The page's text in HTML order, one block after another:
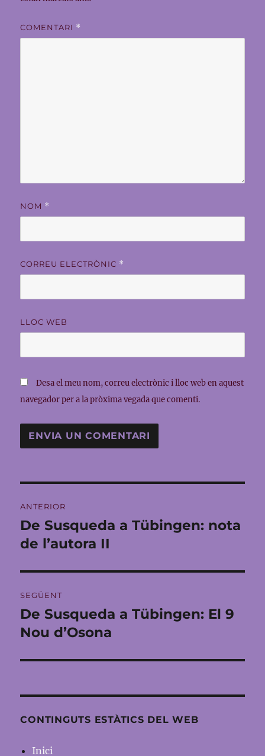
COMENTARI *
NOM *
CORREU ELECTRÒNIC *
LLOC WEB
Desa el meu nom, correu electrònic i lloc web en aquest
navegador per a la pròxima vegada que comenti.
d'entrades
ANTERIOR
Entrada
anterior:
De Susqueda a Tübingen: nota
de l’autora II
SEGÜENT
Entrada
següent:
De Susqueda a Tübingen: El 9
Nou d’Osona
CONTINGUTS ESTÀTICS DEL WEB
Inici